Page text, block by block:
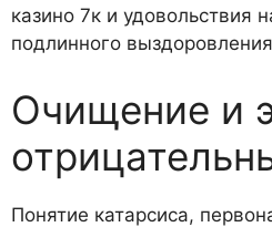
казино 7к и
подлинного
Очищение и
Понятие катарсиса,